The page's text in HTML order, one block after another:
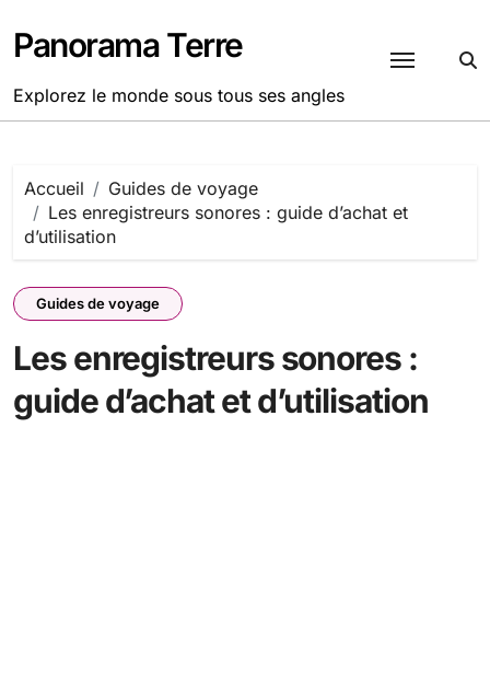
au
contenu
Panorama Terre
Explorez le monde sous tous ses angles
Accueil
Guides de voyage
Les enregistreurs sonores : guide d’achat et
d’utilisation
Guides de voyage
Les enregistreurs sonores :
guide d’achat et d’utilisation